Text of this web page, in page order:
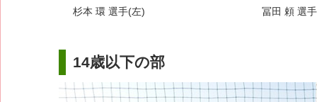
杉本 環 選手(左) 冨田 頼 選
14歳以下の部